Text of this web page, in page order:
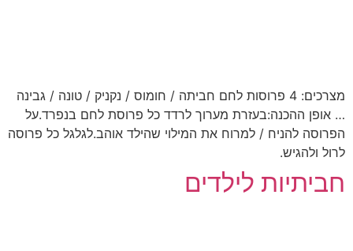
מצרכים: 4 פרוסות לחם חביתה / חומוס / נקניק / טונה / גבינה
… אופן ההכנה:בעזרת מערוך לרדד כל פרוסת לחם בנפרד.על
הפרוסה להניח / למרוח את המילוי שהילד אוהב.לגלגל כל פרוסה
לרול ולהגיש.
חביתיות לילדים